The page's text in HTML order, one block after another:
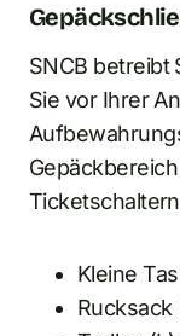
SNCB betreibt
Sie vor Ihrer
Kleine
Rucksack